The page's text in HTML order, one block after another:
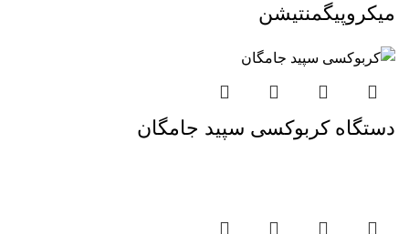
میکروپیگمنتیشن
دستگاه کربوکسی سپید جامگان